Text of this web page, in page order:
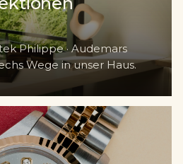
Philippe · Audemars
Wege in unser Haus.